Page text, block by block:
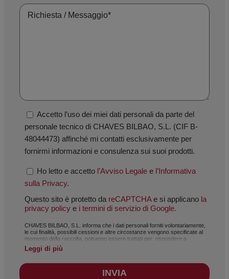
Accetto l’uso dei miei dati personali da parte del
personale tecnico di CHAVES BILBAO, S.L. (CIF B-
48044473) affinché mi contatti esclusivamente per
fornirmi informazioni e consulenza sui suoi prodotti.
Ho letto e accetto l’Avviso Legale e l’Informativa
sulla Privacy.
Questo sito è protetto da reCAPTCHAe si applicano la
privacy policy e i termini di servizio di Google.
CHAVES BILBAO, S.L. informa che i dati personali forniti volontariamente,
le cui finalità, possibili cessioni e altre circostanze vengono specificate al
momento della raccolta, potranno essere trattati per: rispondere a
richieste, gestire il rapporto stabilito, amministrazione e gestione
commerciale, contabilità e fatturazione, oppure per l’invio di comunicazioni,
dati raccolti saranno trattati in modo assolutamente riservato e
conformemente al Regolamento Generale sulla Protezione dei Dati
Leggi di più
INVIA